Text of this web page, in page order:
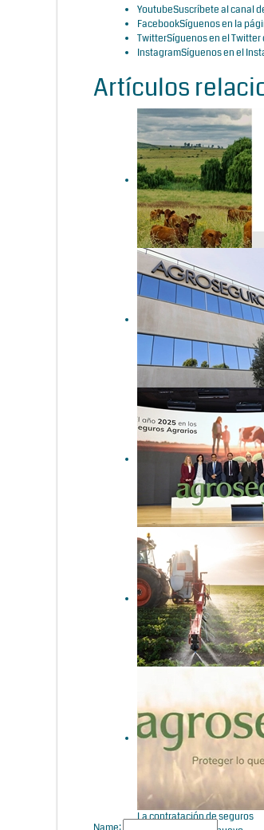
YoutubeSuscríbete al canal
FacebookSíguenos en la
TwitterSíguenos en el Twitter
InstagramSíguenos en el
Artículos
Luz verde al convenio para el
plan de seguros agrarios
2026, con un presupuesto de
315 millones de euros
Agroseguro renueva la
certificación Great Place To
Work como empleador de
referencia en el sector
asegurador
Agroseguro presenta al
sector la evolución de los
seguros agrarios durante el
ejercicio 2025
intención de renovar su
póliza de seguro agrario en
la próxima campaña
La contratación de seguros